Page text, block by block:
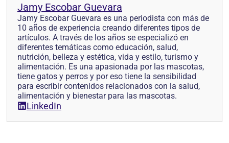
Jamy Escobar Guevara
Jamy Escobar Guevara es una periodista con más de
10 años de experiencia creando diferentes tipos de
artículos. A través de los años se especializó en
diferentes temáticas como educación, salud,
nutrición, belleza y estética, vida y estilo, turismo y
alimentación. Es una apasionada por las mascotas,
tiene gatos y perros y por eso tiene la sensibilidad
para escribir contenidos relacionados con la salud,
alimentación y bienestar para las mascotas.
LinkedIn